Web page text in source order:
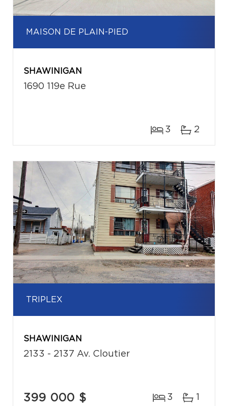
MAISON DE PLAIN-PIED
SHAWINIGAN
1690 119e Rue
3 2
TRIPLEX
SHAWINIGAN
2133 - 2137 Av. Cloutier
399 000 $ 3 1